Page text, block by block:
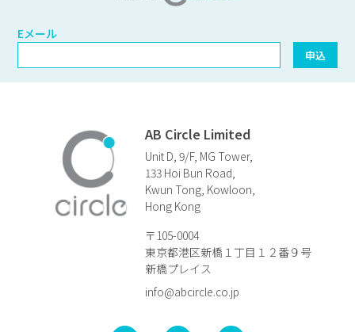
Eメール
申込
AB Circle Limited
Unit D, 9/F, MG Tower,
133 Hoi Bun Road,
Kwun Tong, Kowloon,
Hong Kong
〒105-0004
東京都港区新橋１丁目１２番９号
新橋プレイス
info@abcircle.co.jp